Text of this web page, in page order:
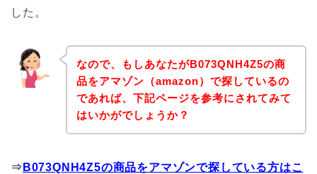
した。
なので、もしあなたがB073QNH4Z5の商
品をアマゾン（amazon）で探しているの
であれば、下記ページを参考にされてみて
はいかがでしょうか？
⇒ B073QNH4Z5の商品をアマゾンで探している方はこ